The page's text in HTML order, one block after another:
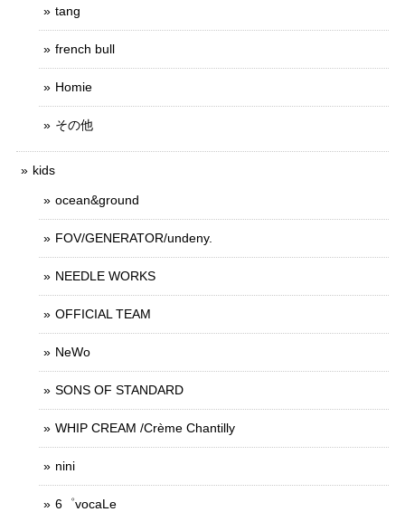
tang
french bull
Homie
その他
kids
ocean&ground
FOV/GENERATOR/undeny.
NEEDLE WORKS
OFFICIAL TEAM
NeWo
SONS OF STANDARD
WHIP CREAM /Crème Chantilly
nini
6゜vocaLe